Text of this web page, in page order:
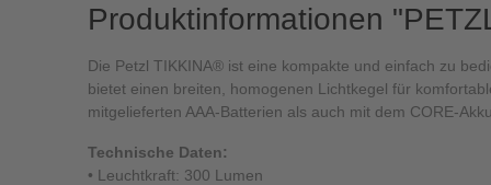
Produktinformationen
Die Petzl TIKKINA® ist eine kompakte und einfach zu
bietet einen breiten, homogenen Lichtkegel für
mitgelieferten AAA-Batterien als auch mit dem CORE-
Technische Daten:
• Leuchtkraft: 300 Lumen